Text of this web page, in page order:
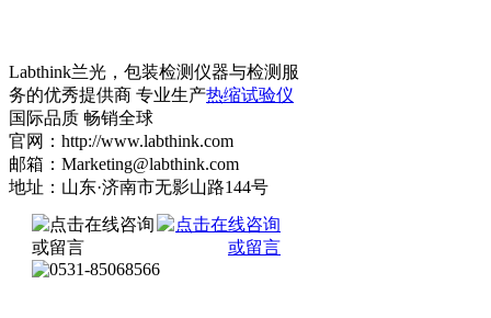
Labthink兰光，包装检测仪器与检测服
务的优秀提供商 专业生产热缩试验仪
国际品质 畅销全球
官网：http://www.labthink.com
邮箱：Marketing@labthink.com
地址：山东·济南市无影山路144号